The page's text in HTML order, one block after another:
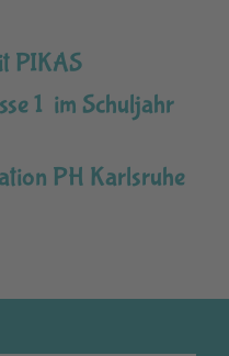
PIKAS
1 im Schuljahr
PH Karlsruhe